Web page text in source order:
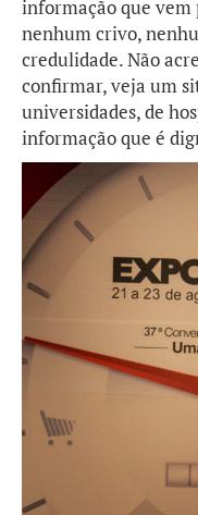
informação que
nenhum crivo,
credulidade. Não
confirmar, veja um
universidades, de
informação que é